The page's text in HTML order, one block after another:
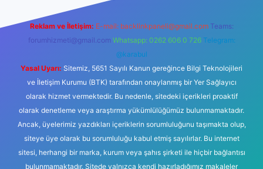
Reklam ve İletişim: E-mail: backlinkpaneli@gmail.com Teams:
forumhizmeti@gmail.com Whatsapp: 0262 606 0 726 Telegram:
@karabul
Yasal Uyarı: Sitemiz, 5651 Sayılı Kanun gereğince Bilgi Teknolojileri
ve İletişim Kurumu (BTK) tarafından onaylanmış bir Yer Sağlayıcı
olarak hizmet vermektedir. Bu nedenle, sitedeki içerikleri proaktif
olarak denetleme veya araştırma yükümlülüğümüz bulunmamaktadır.
Ancak, üyelerimiz yazdıkları içeriklerin sorumluluğunu taşımakta olup,
siteye üye olarak bu sorumluluğu kabul etmiş sayılırlar. Bu internet
sitesi, herhangi bir marka, kurum veya şahıs şirketi ile hiçbir bağlantısı
bulunmamaktadır. Sitede yalnızca kendi hazırladığımız makaleler